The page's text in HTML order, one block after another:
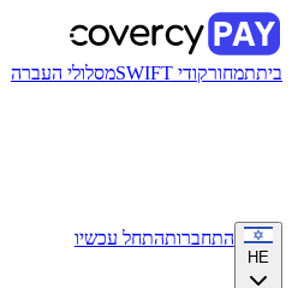
ביתתמחורקודי SWIFT מסלולי העברה
HE
התחברותהתחל עכשיו